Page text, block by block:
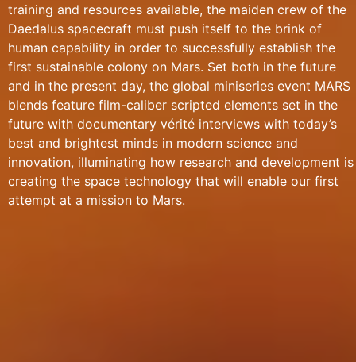
training and resources available, the maiden crew of the
Daedalus spacecraft must push itself to the brink of
human capability in order to successfully establish the
first sustainable colony on Mars. Set both in the future
and in the present day, the global miniseries event MARS
blends feature film-caliber scripted elements set in the
future with documentary vérité interviews with today’s
best and brightest minds in modern science and
innovation, illuminating how research and development is
creating the space technology that will enable our first
attempt at a mission to Mars.